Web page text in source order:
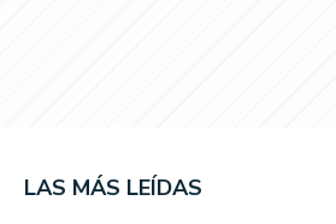
LAS MÁS LEÍDAS